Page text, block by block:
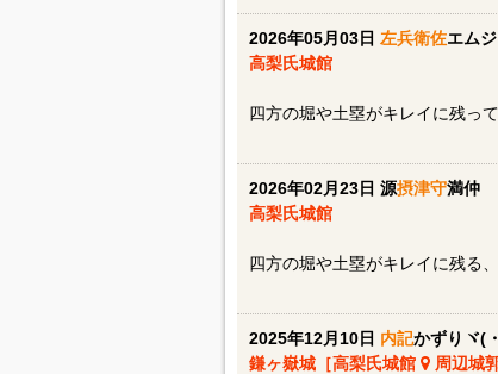
2026年05月03日 左兵衛佐エム
高梨氏城館
四方の堀や土塁がキレイに残っ
2026年02月23日 源摂津守満仲
高梨氏城館
四方の堀や土塁がキレイに残る
2025年12月10日 内記かずりヾ(
鎌ヶ嶽城［高梨氏城館
周辺城郭